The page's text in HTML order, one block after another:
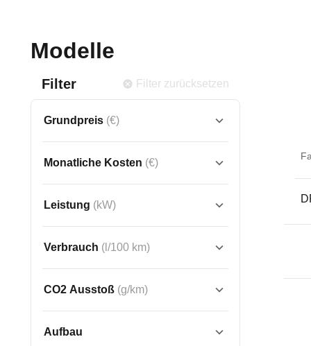
Modelle
Filter Filter zurücksetzen
Grundpreis (€)
Monatliche Kosten (€)
Leistung (kW)
Verbrauch (l/100 km)
CO2 Ausstoß (g/km)
Aufbau